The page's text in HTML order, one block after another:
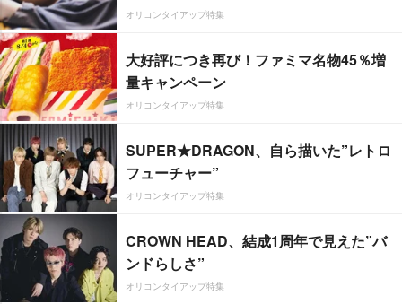
オリコンタイアップ特集
大好評につき再び！ファミマ名物45％増
量キャンペーン
オリコンタイアップ特集
SUPER★DRAGON、自ら描いた”レトロ
フューチャー”
オリコンタイアップ特集
CROWN HEAD、結成1周年で見えた”バ
ンドらしさ”
オリコンタイアップ特集